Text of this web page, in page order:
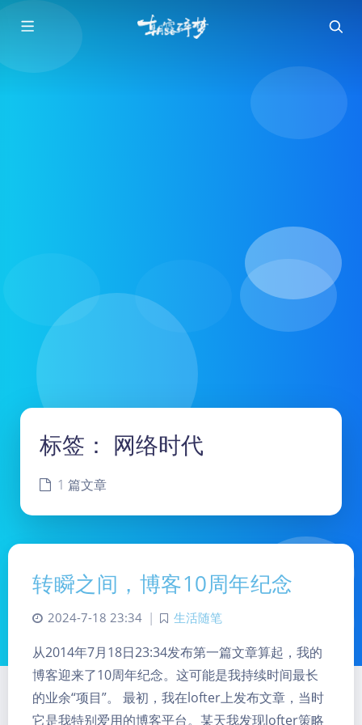
标签： 网络时代
1 篇文章
转瞬之间，博客10周年纪念
2024-7-18 23:34 | 生活随笔
从2014年7月18日23:34发布第一篇文章算起，我的
博客迎来了10周年纪念。这可能是我持续时间最长
的业余“项目”。 最初，我在lofter上发布文章，当时
它是我特别爱用的博客平台。某天我发现lofter策略